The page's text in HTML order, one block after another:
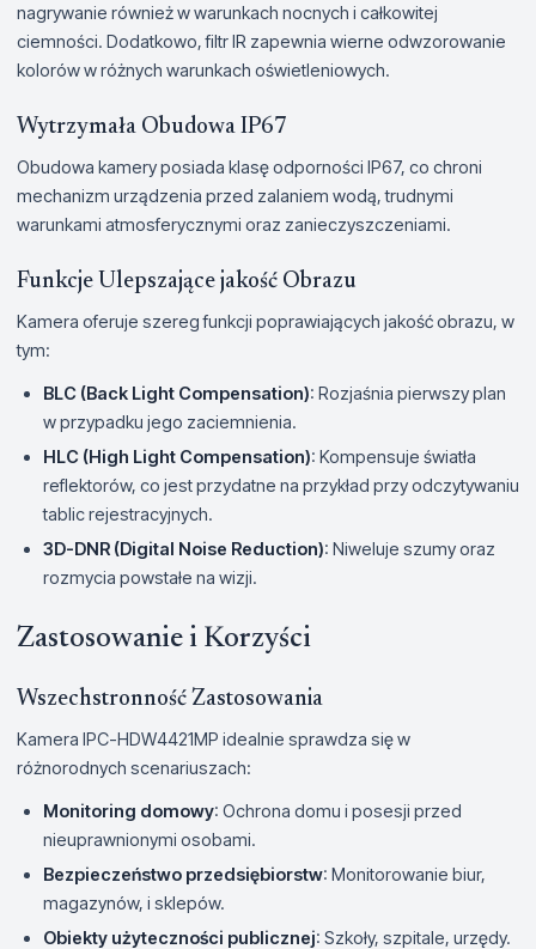
nagrywanie również w warunkach nocnych i całkowitej
ciemności. Dodatkowo, filtr IR zapewnia wierne odwzorowanie
kolorów w różnych warunkach oświetleniowych.
Wytrzymała Obudowa IP67
Obudowa kamery posiada klasę odporności IP67, co chroni
mechanizm urządzenia przed zalaniem wodą, trudnymi
warunkami atmosferycznymi oraz zanieczyszczeniami.
Funkcje Ulepszające jakość Obrazu
Kamera oferuje szereg funkcji poprawiających jakość obrazu, w
tym:
BLC (Back Light Compensation): Rozjaśnia pierwszy plan
w przypadku jego zaciemnienia.
HLC (High Light Compensation): Kompensuje światła
reflektorów, co jest przydatne na przykład przy odczytywaniu
tablic rejestracyjnych.
3D-DNR (Digital Noise Reduction): Niweluje szumy oraz
rozmycia powstałe na wizji.
Zastosowanie i Korzyści
Wszechstronność Zastosowania
Kamera IPC-HDW4421MP idealnie sprawdza się w
różnorodnych scenariuszach:
Monitoring domowy: Ochrona domu i posesji przed
nieuprawnionymi osobami.
Bezpieczeństwo przedsiębiorstw: Monitorowanie biur,
magazynów, i sklepów.
Obiekty użyteczności publicznej: Szkoły, szpitale, urzędy.